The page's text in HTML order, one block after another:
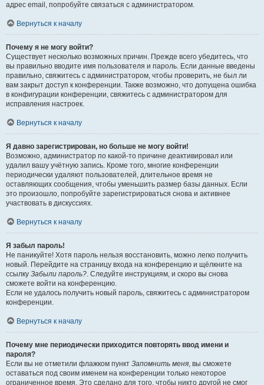
адрес email, попробуйте связаться с администратором.
Вернуться к началу
Почему я не могу войти?
Существует несколько возможных причин. Прежде всего убедитесь, что
вы правильно вводите имя пользователя и пароль. Если данные введены
правильно, свяжитесь с администратором, чтобы проверить, не был ли
вам закрыт доступ к конференции. Также возможно, что допущена ошибка
в конфигурации конференции, свяжитесь с администратором для
исправления настроек.
Вернуться к началу
Я давно зарегистрирован, но больше не могу войти!
Возможно, администратор по какой-то причине деактивировал или
удалил вашу учётную запись. Кроме того, многие конференции
периодически удаляют пользователей, длительное время не
оставляющих сообщения, чтобы уменьшить размер базы данных. Если
это произошло, попробуйте зарегистрироваться снова и активнее
участвовать в дискуссиях.
Вернуться к началу
Я забыл пароль!
Не паникуйте! Хотя пароль нельзя восстановить, можно легко получить
новый. Перейдите на страницу входа на конференцию и щёлкните на
ссылку Забыли пароль?. Следуйте инструкциям, и скоро вы снова
сможете войти на конференцию.
Если не удалось получить новый пароль, свяжитесь с администратором
конференции.
Вернуться к началу
Почему мне периодически приходится повторять ввод имени и
пароля?
Если вы не отметили флажком пункт Запомнить меня, вы сможете
оставаться под своим именем на конференции только некоторое
ограниченное время. Это сделано для того, чтобы никто другой не смог